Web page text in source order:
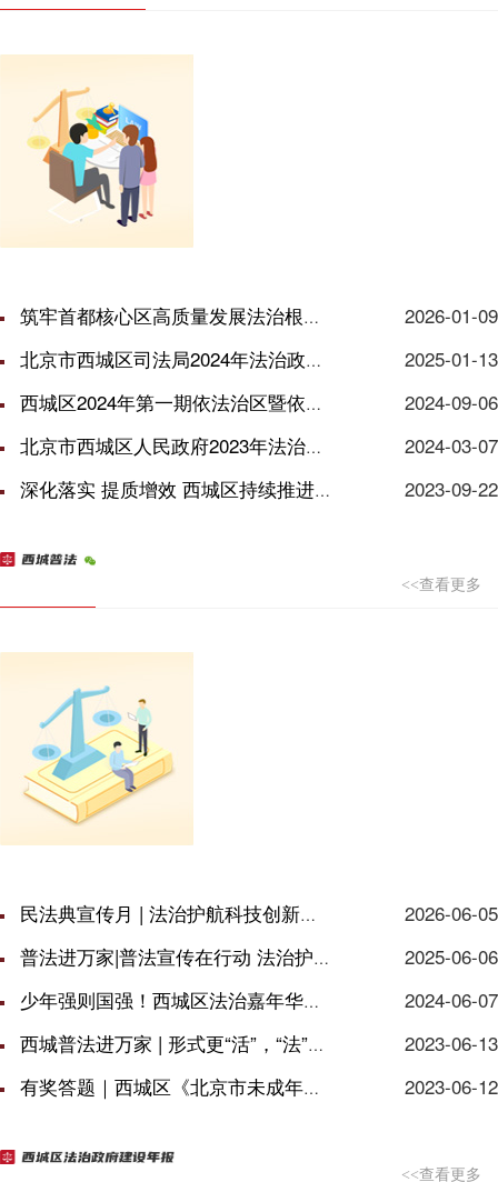
筑牢首都核心区高质量发展法治根基 西城区2025年度处级领导干部依法行政研...
2026-01-09
北京市西城区司法局2024年法治政府建设年度情况报告
2025-01-13
西城区2024年第一期依法治区暨依法行政法治人才培训班开班
2024-09-06
北京市西城区人民政府2023年法治政府 建设年度情况报告
2024-03-07
深化落实 提质增效 西城区持续推进行政复议体制改革
2023-09-22
<<查看更多
民法典宣传月 | 法治护航科技创新行稳致远 西城区举办科技创新的前沿趋势与...
2026-06-05
普法进万家|普法宣传在行动 法治护航促和谐
2025-06-06
少年强则国强！西城区法治嘉年华正式开启
2024-06-07
西城普法进万家 | 形式更“活”，“法”味更浓
2023-06-13
有奖答题｜西城区《北京市未成年人保护条例》竞答活动等你来！
2023-06-12
<<查看更多